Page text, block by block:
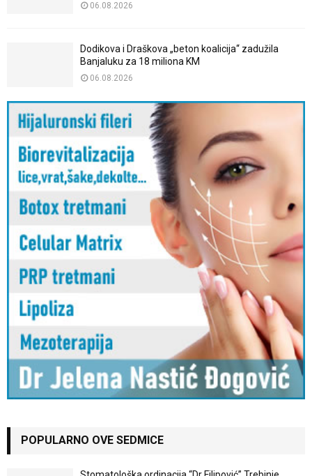
06.08.2026
Dodikova i Draškova „beton koalicija“ zadužila
Banjaluku za 18 miliona KM
06.08.2026
POPULARNO OVE SEDMICE